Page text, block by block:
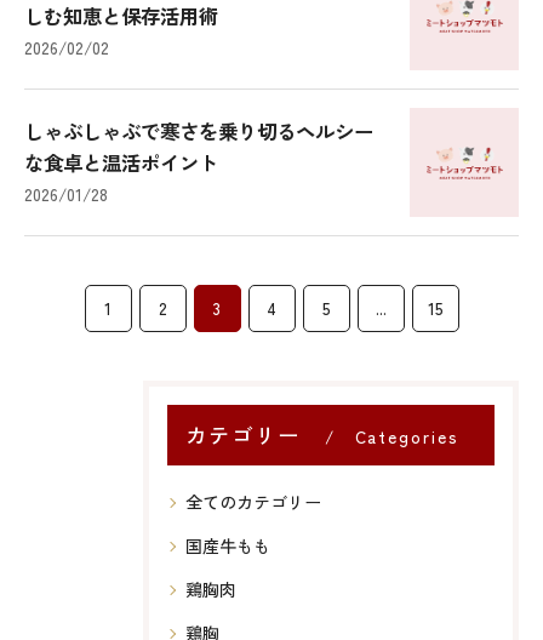
しむ知恵と保存活用術
2026/02/02
しゃぶしゃぶで寒さを乗り切るヘルシー
な食卓と温活ポイント
2026/01/28
1 2 3 4 5 ... 15
カテゴリー Categories
全てのカテゴリー
国産牛もも
鶏胸肉
鶏胸